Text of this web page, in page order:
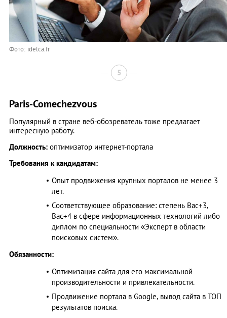
Фото: idelca.fr
5
Paris-Comechezvous
Популярный в стране веб-обозреватель тоже предлагает
интересную работу.
Должность: оптимизатор интернет-портала
Требования к кандидатам:
Опыт продвижения крупных порталов не менее 3
лет.
Соответствующее образование: степень Bac+3,
Bac+4 в сфере информационных технологий либо
диплом по специальности «Эксперт в области
поисковых систем».
Обязанности:
Оптимизация сайта для его максимальной
производительности и привлекательности.
Продвижение портала в Google, вывод сайта в ТОП
результатов поиска.